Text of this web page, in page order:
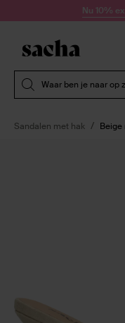
Doorgaan naar artikel
Nu 10%
Waar ben je naar op
Sandalen met hak Beige